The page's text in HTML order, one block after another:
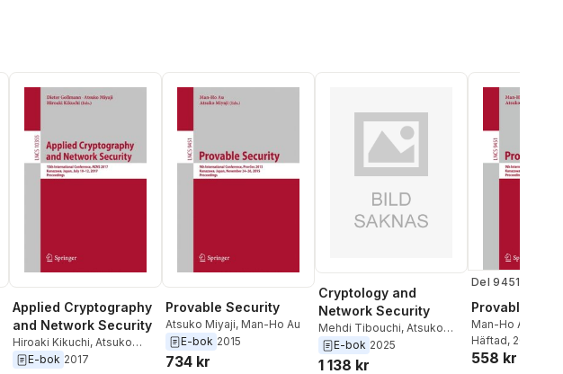
Applied Cryptography
and Network Security
Hiroaki Kikuchi, Atsuko
Miyaji,Dieter Gollmann
E-bok 2017
Provable Security
Atsuko Miyaji, Man-Ho Au
E-bok 2015
734 kr
Cryptology and
Network Security
Mehdi Tibouchi, Atsuko
Miyaji,Yongdae Kim
E-bok 2025
1 138 kr
Del 9451
Provable
Man-Ho Au
Häftad, 2015
558 kr